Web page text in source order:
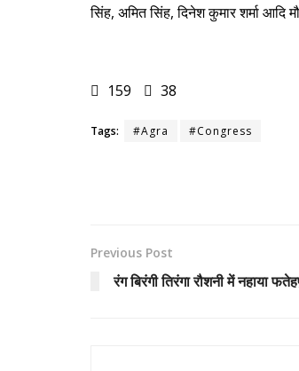
सिंह, अमित सिंह, दिनेश कुमार शर्मा आदि
159 38
Tags: #Agra #Congress
Previous Post
रंग बिरंगी तिरंगा रौशनी में नहाया